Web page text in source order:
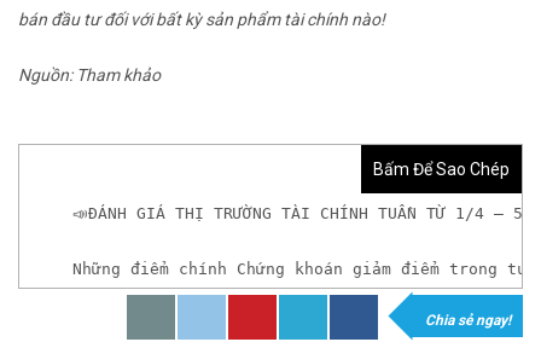
bán đầu tư đối với bất kỳ sản phẩm tài chính nào!
Nguồn: Tham khảo
Bấm Để Sao Chép
📣ĐÁNH GIÁ THỊ TRƯỜNG TÀI CHÍNH TUẦN TỪ 1/4 – 5/
Những điểm chính Chứng khoán giảm điểm
𝘟𝘦𝘮 𝘤𝘩𝘪 𝘵𝘪ế𝘵: https://chungkhoanforex.com/
Chia sẻ ngay!